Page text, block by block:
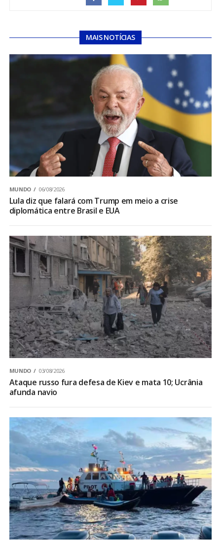
MAIS NOTÍCIAS
MUNDO 06/08/2026
Lula diz que falará com Trump em meio a crise
diplomática entre Brasil e EUA
MUNDO 03/08/2026
Ataque russo fura defesa de Kiev e mata 10; Ucrânia
afunda navio